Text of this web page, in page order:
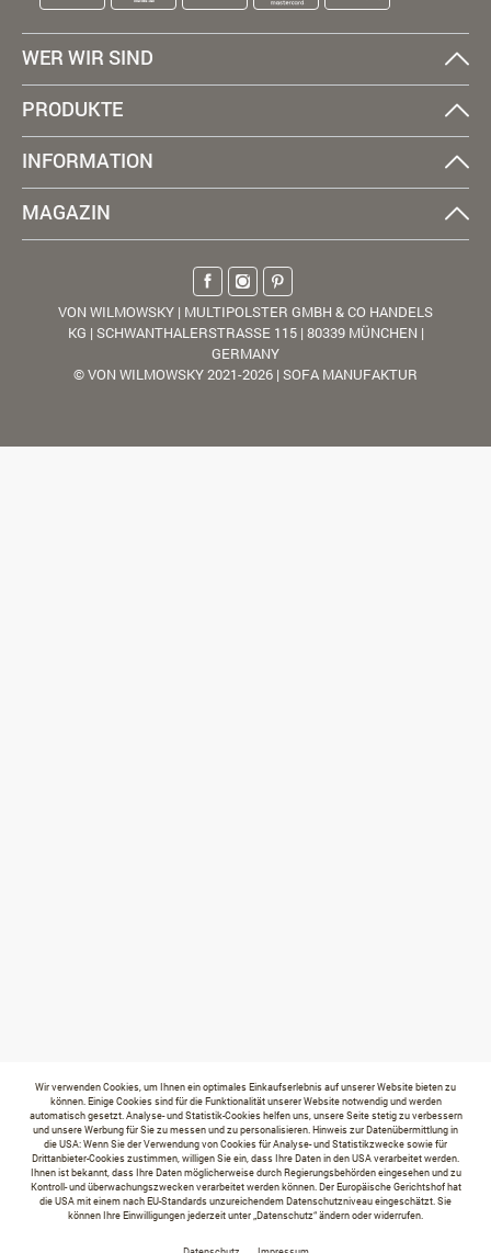
WER WIR SIND
PRODUKTE
INFORMATION
MAGAZIN
VON WILMOWSKY | MULTIPOLSTER GMBH & CO HANDELS
KG | SCHWANTHALERSTRASSE 115 | 80339 MÜNCHEN |
GERMANY
© VON WILMOWSKY 2021-2026 | SOFA MANUFAKTUR
Wir verwenden Cookies, um Ihnen ein optimales Einkaufserlebnis auf unserer Website bieten zu
können. Einige Cookies sind für die Funktionalität unserer Website notwendig und werden
automatisch gesetzt. Analyse- und Statistik-Cookies helfen uns, unsere Seite stetig zu verbessern
und unsere Werbung für Sie zu messen und zu personalisieren. Hinweis zur Datenübermittlung in
die USA: Wenn Sie der Verwendung von Cookies für Analyse- und Statistikzwecke sowie für
Drittanbieter-Cookies zustimmen, willigen Sie ein, dass Ihre Daten in den USA verarbeitet werden.
Ihnen ist bekannt, dass Ihre Daten möglicherweise durch Regierungsbehörden eingesehen und zu
Kontroll- und überwachungszwecken verarbeitet werden können. Der Europäische Gerichtshof hat
die USA mit einem nach EU-Standards unzureichendem Datenschutzniveau eingeschätzt. Sie
können Ihre Einwilligungen jederzeit unter „Datenschutz“ ändern oder widerrufen.